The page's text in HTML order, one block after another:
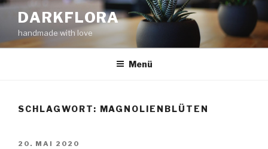
Zum
Inhalt
springen
DARKFLORA
handmade with love
Menü
SCHLAGWORT: MAGNOLIENBLÜTEN
VERÖFFENTLICHT
20. MAI 2020